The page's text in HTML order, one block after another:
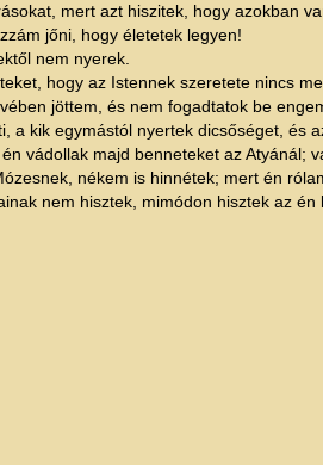
mert azt hiszitek, hogy azokban
jőni, hogy életetek legyen!
nem nyerek.
hogy az Istennek szeretete nincs
jöttem, és nem fogadtatok be
a kik egymástól nyertek dicsőséget, és
vádollak majd benneteket az Atyánál;
nékem is hinnétek; mert én
nem hisztek, mimódon hisztek az én